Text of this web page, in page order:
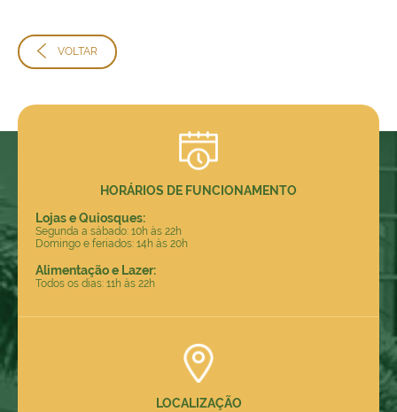
VOLTAR
HORÁRIOS DE FUNCIONAMENTO
Lojas e Quiosques:
Segunda a sábado: 10h às 22h
Domingo e feriados: 14h às 20h
Alimentação e Lazer:
Todos os dias: 11h às 22h
LOCALIZAÇÃO